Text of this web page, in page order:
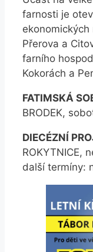
farnosti je
ekonomických
Přerova a
farního
Kokorách a
FATIMSKÁ
BRODEK,
DIECÉZNÍ
ROKYTNICE,
další termíny: